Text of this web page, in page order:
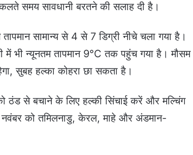
समय सावधानी बरतने की सलाह दी है।
सामान्य से 4 से 7 डिग्री नीचे चला गया है।
में भी न्यूनतम तापमान 9°C तक पहुंच गया है। मौसम
सुबह हल्का कोहरा छा सकता है।
ठंड से बचाने के लिए हल्की सिंचाई करें और मल्चिंग
को तमिलनाडु, केरल, माहे और अंडमान-